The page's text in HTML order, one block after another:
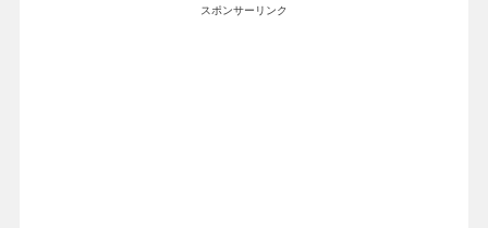
スポンサーリンク